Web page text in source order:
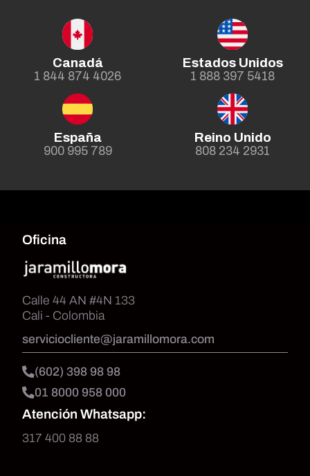
Canadá
1 844 874 4026
Estados Unidos
1 888 397 5418
España
900 995 789
Reino Unido
808 234 2931
Oficina
Calle 44 AN #4N 133
Cali - Colombia
serviciocliente@jaramillomora.com
(602) 398 98 98
01 8000 958 000
Atención Whatsapp:
317 400 88 88